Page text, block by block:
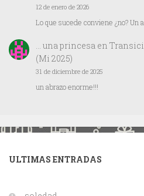
12 de enero de 2026
Lo que sucede conviene ¿no? Un
… una princesa en
(Mi 2025)
31 de diciembre de 2025
un abrazo enorme!!!
ULTIMAS ENTRADAS